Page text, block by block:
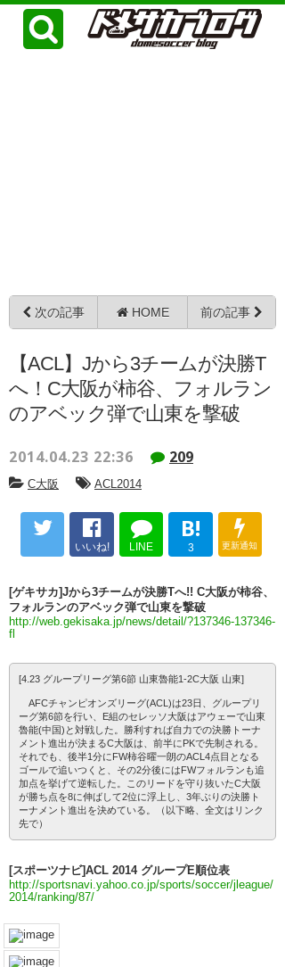
次の記事 HOME 前の記事
【ACL】Jから3チームが決勝T
へ！C大阪が柿谷、フォルラン
のアベック弾で山東を撃破
2014.04.23 22:36 209
C大阪 ACL2014
いいね! LINE
B!
3 更新通知
[ゲキサカ]Jから3チームが決勝Tへ!! C大阪が柿谷、
フォルランのアベック弾で山東を撃破
http://web.gekisaka.jp/news/detail/?137346-137346-
fl
[4.23 グループリーグ第6節 山東魯能1-2C大阪 山東]
AFCチャンピオンズリーグ(ACL)は23日、グループリ
ーグ第6節を行い、E組のセレッソ大阪はアウェーで山東
魯能(中国)と対戦した。勝利すれば自力での決勝トーナ
メント進出が決まるC大阪は、前半にPKで先制される。
それでも、後半1分にFW柿谷曜一朗のACL4点目となる
ゴールで追いつくと、その2分後にはFWフォルランも追
加点を挙げて逆転した。このリードを守り抜いたC大阪
が勝ち点を8に伸ばして2位に浮上し、3年ぶりの決勝ト
ーナメント進出を決めている。（以下略、全文はリンク
先で）
[スポーツナビ]ACL 2014 グループE順位表
http://sportsnavi.yahoo.co.jp/sports/soccer/jleague/
2014/ranking/87/